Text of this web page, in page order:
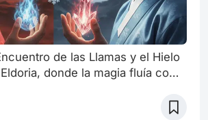
de las Llamas y el Hielo
donde la magia fluía como
dos jóvenes con destinos